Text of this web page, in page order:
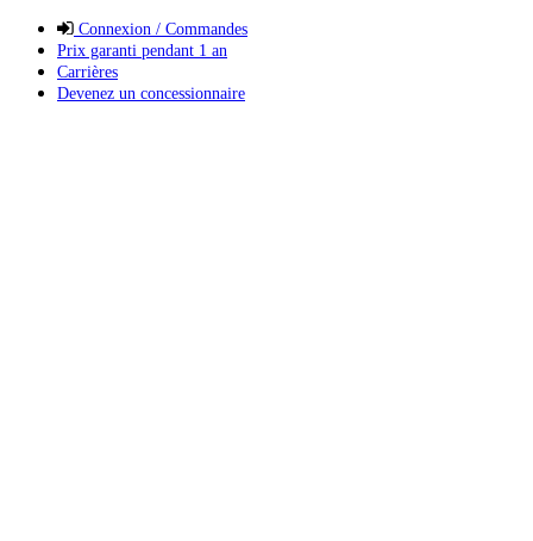
Connexion / Commandes
Prix garanti pendant 1 an
Carrières
Devenez un concessionnaire